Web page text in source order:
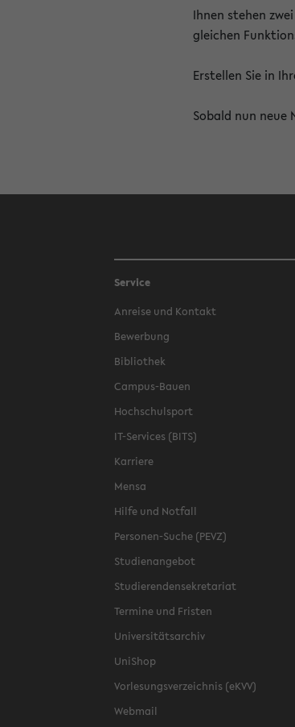
Ihnen stehen
gleichen
Erstellen Sie in
Sobald nun neue
Service
Anreise und Kontakt
Bewerbung
Bibliothek
Campus-Bauen
Hochschulsport
IT-Services (BITS)
Karriere
Mensa
Hilfe und Notfall
Personen-Suche (PEVZ)
Studienangebot
Studierendensekretariat
Termine und Fristen
Universitätsarchiv
UniShop
Vorlesungsverzeichnis (eKVV)
Webmail